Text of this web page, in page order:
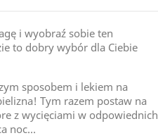
i wyobraź sobie ten
to dobry wybór dla Ciebie
sposobem i lekiem na
Tym razem postaw na
z wycięciami w odpowiednich
noc…